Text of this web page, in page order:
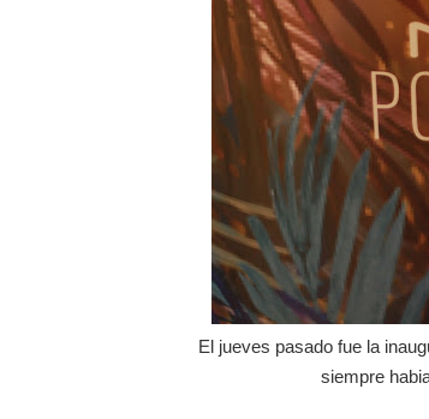
El jueves pasado fue la
siempre